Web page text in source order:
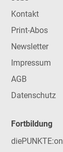
Kontakt
Print-Abos
Newsletter
Impressum
AGB
Datenschutz
Fortbildung
diePUNKTE:on